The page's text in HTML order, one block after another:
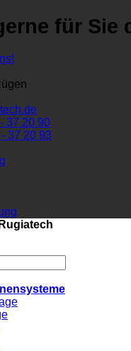
für Sie
37 20 90
37 20 93
Rugiatech